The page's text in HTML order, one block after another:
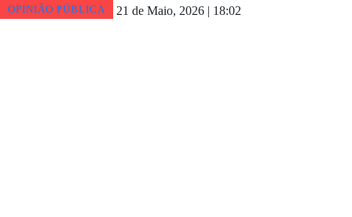
OPINIÃO PÚBLICA 21 de Maio, 2026 | 18:02